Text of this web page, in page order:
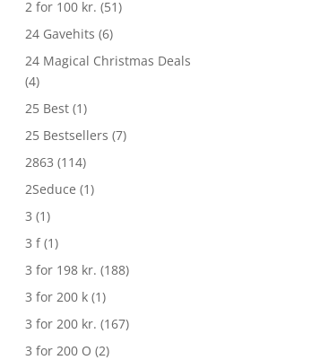
2 for 100 kr. (51)
24 Gavehits (6)
24 Magical Christmas Deals
(4)
25 Best (1)
25 Bestsellers (7)
2863 (114)
2Seduce (1)
3 (1)
3 f (1)
3 for 198 kr. (188)
3 for 200 k (1)
3 for 200 kr. (167)
3 for 200 O (2)